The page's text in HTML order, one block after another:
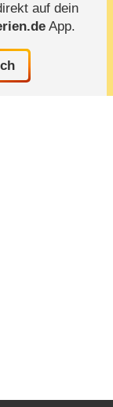
auf dein
App.